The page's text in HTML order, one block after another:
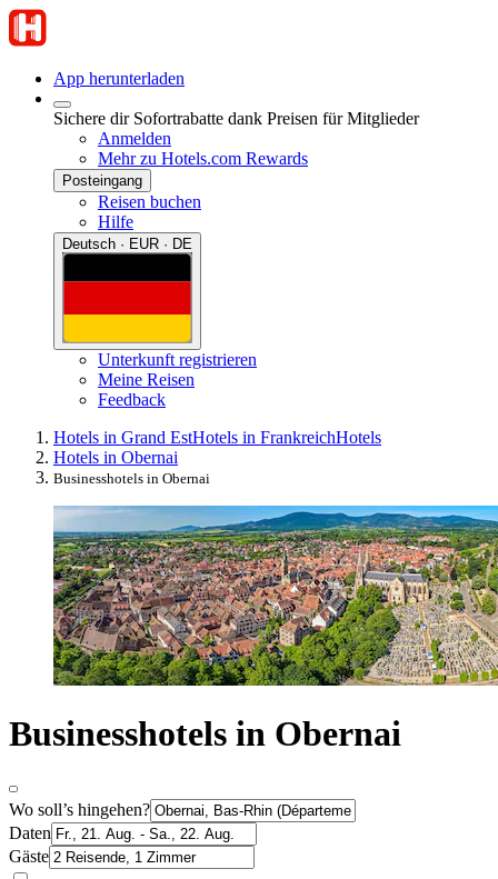
App herunterladen
Sichere dir Sofortrabatte dank Preisen für Mitglieder
Anmelden
Mehr zu Hotels.com Rewards
Posteingang
Reisen buchen
Hilfe
Deutsch · EUR · DE
Unterkunft registrieren
Meine Reisen
Feedback
Hotels in Grand EstHotels in FrankreichHotels
Hotels in Obernai
Businesshotels in Obernai
Businesshotels in Obernai
Wo soll’s hingehen?
Daten
Gäste